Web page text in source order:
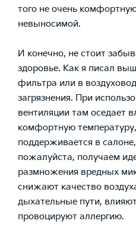
того не очень
невыносимой.
И конечно, не стоит
здоровье. Как я писал
фильтра или в
загрязнения. При
вентиляции там оседает
комфортную
поддерживается в
пожалуйста, получаем
размножения вредных
снижают качество
дыхательные пути,
провоцируют аллергию.